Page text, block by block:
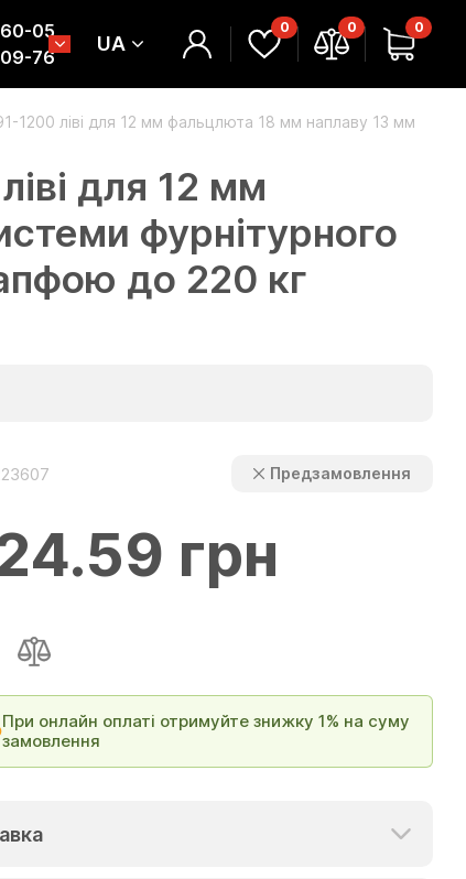
05
76
UA
0 0 0
1200 ліві для 12 мм фальцлюта 18 мм наплаву 13 мм
для 12 мм
фурнітурного
до 220 кг
Предзамовлення
грн
При онлайн оплаті отримуйте знижку 1% на суму
замовлення